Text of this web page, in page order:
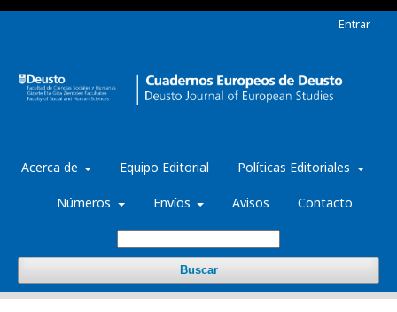
Acerca de Equipo Editorial Políticas Editoriales
Números Envíos Avisos Contacto
Buscar
Entrar